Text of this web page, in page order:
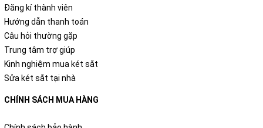
Đăng kí thành viên
Hướng dẫn thanh toán
Câu hỏi thường gặp
Trung tâm trợ giúp
Kinh nghiệm mua két sắt
Sửa két sắt tại nhà
CHÍNH SÁCH MUA HÀNG